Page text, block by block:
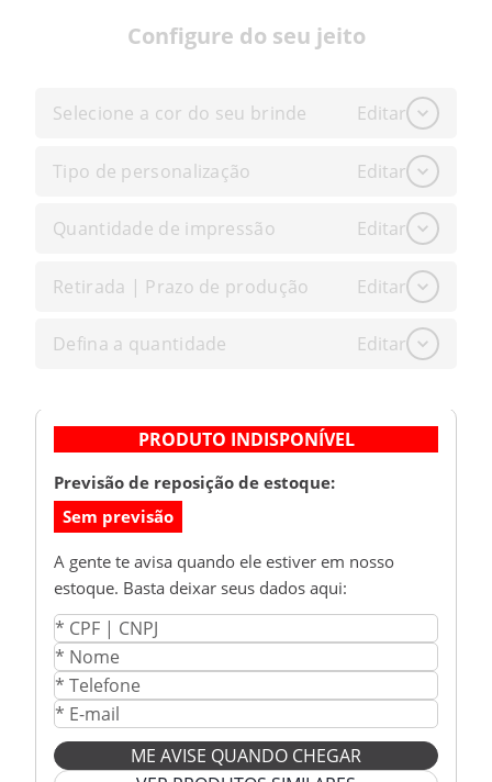
Configure do seu jeito
Selecione a cor do seu brinde Editar
Tipo de personalização Editar
Quantidade de impressão Editar
Retirada | Prazo de produção Editar
Defina a quantidade Editar
PRODUTO INDISPONÍVEL
Previsão de reposição de estoque:
Sem previsão
A gente te avisa quando ele estiver em nosso
estoque. Basta deixar seus dados aqui:
ME AVISE QUANDO CHEGAR